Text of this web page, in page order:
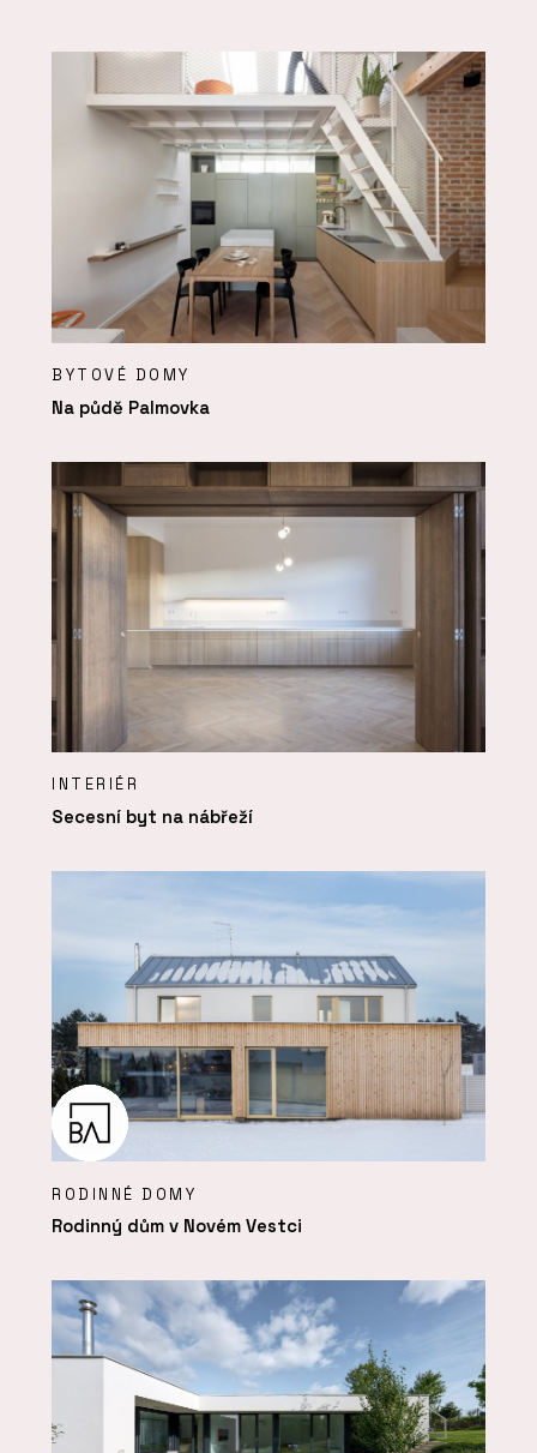
BYTOVÉ DOMY
Na půdě Palmovka
INTERIÉR
Secesní byt na nábřeží
RODINNÉ DOMY
Rodinný dům v Novém Vestci